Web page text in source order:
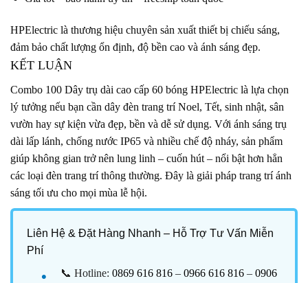
HPElectric là thương hiệu chuyên sản xuất thiết bị chiếu sáng,
đảm bảo chất lượng ổn định, độ bền cao và ánh sáng đẹp.
KẾT LUẬN
Combo 100 Dây trụ dài cao cấp 60 bóng HPElectric là lựa chọn
lý tưởng nếu bạn cần dây đèn trang trí Noel, Tết, sinh nhật, sân
vườn hay sự kiện vừa đẹp, bền và dễ sử dụng. Với ánh sáng trụ
dài lấp lánh, chống nước IP65 và nhiều chế độ nháy, sản phẩm
giúp không gian trở nên lung linh – cuốn hút – nổi bật hơn hẳn
các loại đèn trang trí thông thường. Đây là giải pháp trang trí ánh
sáng tối ưu cho mọi mùa lễ hội.
Liên Hệ & Đặt Hàng Nhanh – Hỗ Trợ Tư Vấn Miễn
Phí
📞 Hotline: 0869 616 816– 0966 616 816– 0906